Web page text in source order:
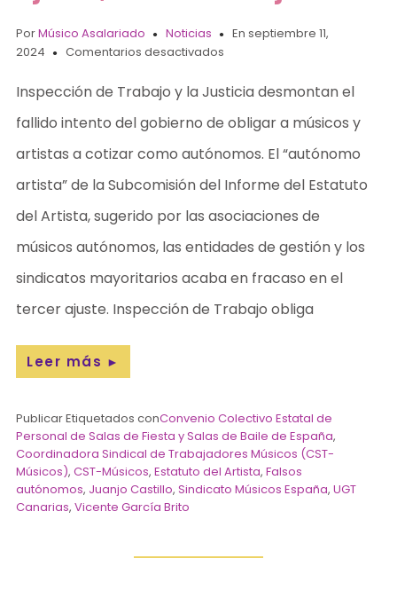
PorMúsico Asalariado Noticias
En septiembre 11,
2024
Comentarios desactivados
Inspección de Trabajo y la Justicia desmontan el
fallido intento del gobierno de obligar a músicos y
artistas a cotizar como autónomos. El “autónomo
artista” de la Subcomisión del Informe del Estatuto
del Artista, sugerido por las asociaciones de
músicos autónomos, las entidades de gestión y los
sindicatos mayoritarios acaba en fracaso en el
tercer ajuste. Inspección de Trabajo obliga
Leer más ►
Publicar Etiquetados conConvenio Colectivo Estatal de
Personal de Salas de Fiesta y Salas de Baile de España,
Coordinadora Sindical de Trabajadores Músicos (CST-
Músicos),CST-Músicos,Estatuto del Artista,Falsos
autónomos, Juanjo Castillo,Sindicato Músicos España,UGT
Canarias,Vicente García Brito